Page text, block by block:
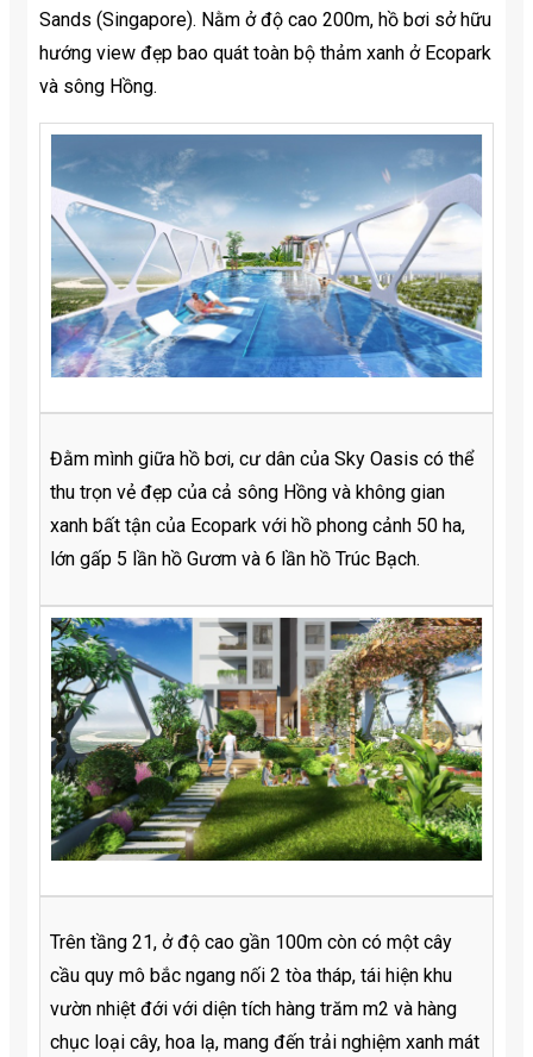
Sands (Singapore). Nằm ở độ cao 200m, hồ bơi sở hữu
hướng view đẹp bao quát toàn bộ thảm xanh ở Ecopark
và sông Hồng.
Đằm mình giữa hồ bơi, cư dân của Sky Oasis có thể
thu trọn vẻ đẹp của cả sông Hồng và không gian
xanh bất tận của Ecopark với hồ phong cảnh 50 ha,
lớn gấp 5 lần hồ Gươm và 6 lần hồ Trúc Bạch.
Trên tầng 21, ở độ cao gần 100m còn có một cây
cầu quy mô bắc ngang nối 2 tòa tháp, tái hiện khu
vườn nhiệt đới với diện tích hàng trăm m2 và hàng
chục loại cây, hoa lạ, mang đến trải nghiệm xanh mát